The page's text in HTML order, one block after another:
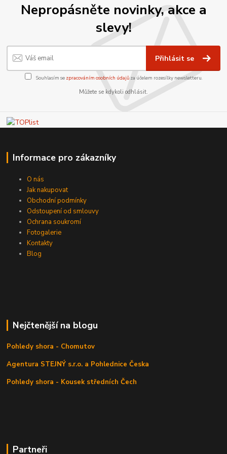
Nepropásněte novinky, akce a
slevy!
Přihlásit se
Souhlasím se zpracováním osobních údajůza účelem rozesílky newsletteru.
Můžete se kdykoli odhlásit.
Informace pro zákazníky
O nás
Jak nakupovat
Obchodní podmínky
Odstoupení od smlouvy
Ochrana soukromí
Fotogalerie
Kontakty
Blog
Nejčtenější na blogu
Pohledy shora - Chomutov
Agentura STEJNÝ s.r.o. a Pohlednice Česka
Pohledy shora - Kousek středních Čech
Partneři